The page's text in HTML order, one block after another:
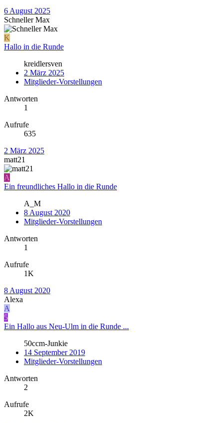
6 August 2025
Schneller Max
K
Hallo in die Runde
kreidlersven
2 März 2025
Mitglieder-Vorstellungen
Antworten
1
Aufrufe
635
2 März 2025
matt21
A
Ein freundliches Hallo in die Runde
A_M
8 August 2020
Mitglieder-Vorstellungen
Antworten
1
Aufrufe
1K
8 August 2020
Alexa
A
5
Ein Hallo aus Neu-Ulm in die Runde ...
50ccm-Junkie
14 September 2019
Mitglieder-Vorstellungen
Antworten
2
Aufrufe
2K